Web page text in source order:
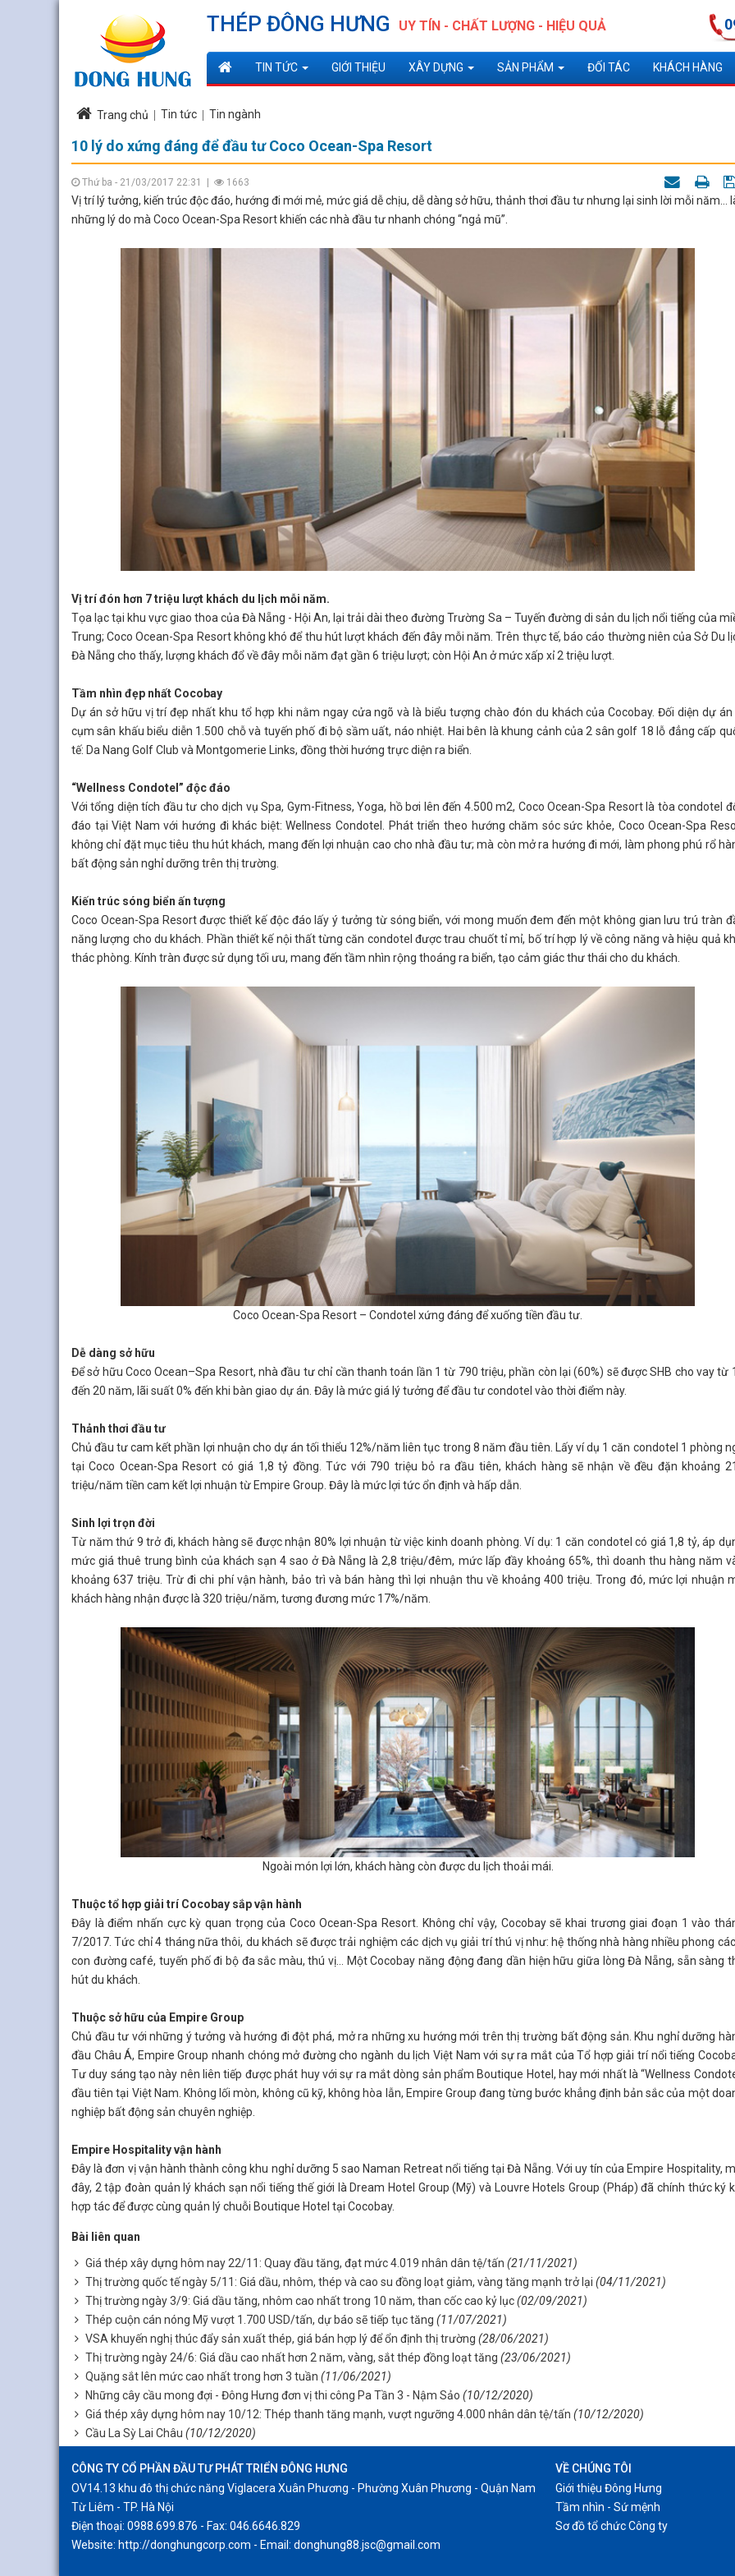
THÉP ĐÔNG HƯNG UY TÍN - CHẤT LƯỢNG - HIỆU QUẢ
TIN TỨC GIỚI THIỆU XÂY DỰNG SẢN PHẨM ĐỐI TÁC KHÁCH HÀNG
Trang chủ Tin tức Tin ngành
10 lý do xứng đáng để đầu tư Coco Ocean-Spa Resort
Thứ ba - 21/03/2017 22:31 1663
Vị trí lý tưởng, kiến trúc độc đáo, hướng đi mới mẻ, mức giá dễ chịu, dễ dàng sở hữu, thảnh thơi đầu tư nhưng lại sinh lời mỗi năm…
những lý do mà Coco Ocean-Spa Resort khiến các nhà đầu tư nhanh chóng “ngả mũ”.
Vị trí đón hơn 7 triệu lượt khách du lịch mỗi năm.
Tọa lạc tại khu vực giao thoa của Đà Nẵng - Hội An, lại trải dài theo đường Trường Sa – Tuyến đường di sản du lịch nổi tiếng của
Trung; Coco Ocean-Spa Resort không khó để thu hút lượt khách đến đây mỗi năm. Trên thực tế, báo cáo thường niên của Sở Du
Đà Nẵng cho thấy, lượng khách đổ về đây mỗi năm đạt gần 6 triệu lượt; còn Hội An ở mức xấp xỉ 2 triệu lượt.
Tầm nhìn đẹp nhất Cocobay
Dự án sở hữu vị trí đẹp nhất khu tổ hợp khi nằm ngay cửa ngõ và là biểu tượng chào đón du khách của Cocobay. Đối diện dự án
cụm sân khấu biểu diễn 1.500 chỗ và tuyến phố đi bộ sầm uất, náo nhiệt. Hai bên là khung cảnh của 2 sân golf 18 lỗ đẳng cấp
tế: Da Nang Golf Club và Montgomerie Links, đồng thời hướng trực diện ra biển.
“Wellness Condotel” độc đáo
Với tổng diện tích đầu tư cho dịch vụ Spa, Gym-Fitness, Yoga, hồ bơi lên đến 4.500 m2, Coco Ocean-Spa Resort là tòa condotel
đáo tại Việt Nam với hướng đi khác biệt: Wellness Condotel. Phát triển theo hướng chăm sóc sức khỏe, Coco Ocean-Spa
không chỉ đặt mục tiêu thu hút khách, mang đến lợi nhuận cao cho nhà đầu tư; mà còn mở ra hướng đi mới, làm phong phú rổ
bất động sản nghỉ dưỡng trên thị trường.
Kiến trúc sóng biển ấn tượng
Coco Ocean-Spa Resort được thiết kế độc đáo lấy ý tưởng từ sóng biển, với mong muốn đem đến một không gian lưu trú tràn
năng lượng cho du khách. Phần thiết kế nội thất từng căn condotel được trau chuốt tỉ mỉ, bố trí hợp lý về công năng và hiệu quả
thác phòng. Kính tràn được sử dụng tối ưu, mang đến tầm nhìn rộng thoáng ra biển, tạo cảm giác thư thái cho du khách.
Coco Ocean-Spa Resort – Condotel xứng đáng để xuống tiền đầu tư.
Dễ dàng sở hữu
Để sở hữu Coco Ocean–Spa Resort, nhà đầu tư chỉ cần thanh toán lần 1 từ 790 triệu, phần còn lại (60%) sẽ được SHB cho vay từ
đến 20 năm, lãi suất 0% đến khi bàn giao dự án. Đây là mức giá lý tưởng để đầu tư condotel vào thời điểm này.
Thảnh thơi đầu tư
Chủ đầu tư cam kết phần lợi nhuận cho dự án tối thiểu 12%/năm liên tục trong 8 năm đầu tiên. Lấy ví dụ 1 căn condotel 1 phòng
tại Coco Ocean-Spa Resort có giá 1,8 tỷ đồng. Tức với 790 triệu bỏ ra đầu tiên, khách hàng sẽ nhận về đều đặn khoảng
triệu/năm tiền cam kết lợi nhuận từ Empire Group. Đây là mức lợi tức ổn định và hấp dẫn.
Sinh lợi trọn đời
Từ năm thứ 9 trở đi, khách hàng sẽ được nhận 80% lợi nhuận từ việc kinh doanh phòng. Ví dụ: 1 căn condotel có giá 1,8 tỷ, áp
mức giá thuê trung bình của khách sạn 4 sao ở Đà Nẵng là 2,8 triệu/đêm, mức lấp đầy khoảng 65%, thì doanh thu hàng năm
khoảng 637 triệu. Trừ đi chi phí vận hành, bảo trì và bán hàng thì lợi nhuận thu về khoảng 400 triệu. Trong đó, mức lợi nhuận
khách hàng nhận được là 320 triệu/năm, tương đương mức 17%/năm.
Ngoài món lợi lớn, khách hàng còn được du lịch thoải mái.
Thuộc tổ hợp giải trí Cocobay sắp vận hành
Đây là điểm nhấn cực kỳ quan trọng của Coco Ocean-Spa Resort. Không chỉ vậy, Cocobay sẽ khai trương giai đoạn 1 vào
7/2017. Tức chỉ 4 tháng nữa thôi, du khách sẽ được trải nghiệm các dịch vụ giải trí thú vị như: hệ thống nhà hàng nhiều phong
con đường café, tuyến phố đi bộ đa sắc màu, thú vị… Một Cocobay năng động đang dần hiện hữu giữa lòng Đà Nẵng, sẵn sàng
hút du khách.
Thuộc sở hữu của Empire Group
Chủ đầu tư với những ý tưởng và hướng đi đột phá, mở ra những xu hướng mới trên thị trường bất động sản. Khu nghỉ dưỡng
đầu Châu Á, Empire Group nhanh chóng mở đường cho ngành du lịch Việt Nam với sự ra mắt của Tổ hợp giải trí nổi tiếng
Tư duy sáng tạo này nên liên tiếp được phát huy với sự ra mắt dòng sản phẩm Boutique Hotel, hay mới nhất là “Wellness
đầu tiên tại Việt Nam. Không lối mòn, không cũ kỹ, không hòa lẫn, Empire Group đang từng bước khẳng định bản sắc của một
nghiệp bất động sản chuyên nghiệp.
Empire Hospitality vận hành
Đây là đơn vị vận hành thành công khu nghỉ dưỡng 5 sao Naman Retreat nổi tiếng tại Đà Nẵng. Với uy tín của Empire Hospitality,
đây, 2 tập đoàn quản lý khách sạn nổi tiếng thế giới là Dream Hotel Group (Mỹ) và Louvre Hotels Group (Pháp) đã chính thức ký
hợp tác để được cùng quản lý chuỗi Boutique Hotel tại Cocobay.
Bài liên quan
Giá thép xây dựng hôm nay 22/11: Quay đầu tăng, đạt mức 4.019 nhân dân tệ/tấn (21/11/2021)
Thị trường quốc tế ngày 5/11: Giá dầu, nhôm, thép và cao su đồng loạt giảm, vàng tăng mạnh trở lại (04/11/2021)
Thị trường ngày 3/9: Giá dầu tăng, nhôm cao nhất trong 10 năm, than cốc cao kỷ lục(02/09/2021)
Thép cuộn cán nóng Mỹ vượt 1.700 USD/tấn, dự báo sẽ tiếp tục tăng (11/07/2021)
VSA khuyến nghị thúc đẩy sản xuất thép, giá bán hợp lý để ổn định thị trường (28/06/2021)
Thị trường ngày 24/6: Giá dầu cao nhất hơn 2 năm, vàng, sắt thép đồng loạt tăng (23/06/2021)
Quặng sắt lên mức cao nhất trong hơn 3 tuần (11/06/2021)
Những cây cầu mong đợi - Đông Hưng đơn vị thi công Pa Tần 3 - Nậm Sảo (10/12/2020)
Giá thép xây dựng hôm nay 10/12: Thép thanh tăng mạnh, vượt ngưỡng 4.000 nhân dân tệ/tấn (10/12/2020)
Cầu La Sỳ Lai Châu (10/12/2020)
CÔNG TY CỔ PHẦN ĐẦU TƯ PHÁT TRIỂN ĐÔNG HƯNG
OV14.13 khu đô thị chức năng Viglacera Xuân Phương - Phường Xuân Phương - Quận Nam
Từ Liêm - TP. Hà Nội
Điện thoại: 0988.699.876 - Fax: 046.6646.829
Website: http://donghungcorp.com - Email: donghung88.jsc@gmail.com
VỀ CHÚNG TÔI
Giới thiệu Đông Hưng
Tầm nhìn - Sứ mệnh
Sơ đồ tổ chức Công ty